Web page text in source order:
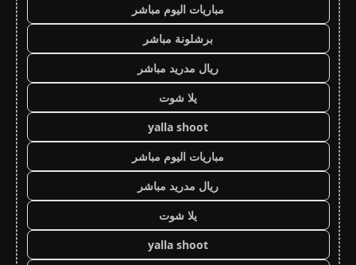
مباريات اليوم مباشر
برشلونة مباشر
ريال مدريد مباشر
يلا شوت
yalla shoot
مباريات اليوم مباشر
ريال مدريد مباشر
يلا شوت
yalla shoot